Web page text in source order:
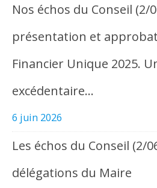
Nos échos du Conseil (2/
présentation et
Financier Unique 2025.
excédentaire…
6 juin 2026
Les échos du Conseil (2/
délégations du Maire